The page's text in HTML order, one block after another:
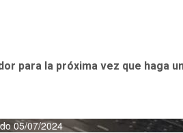
para la próxima vez que haga
05/07/2024